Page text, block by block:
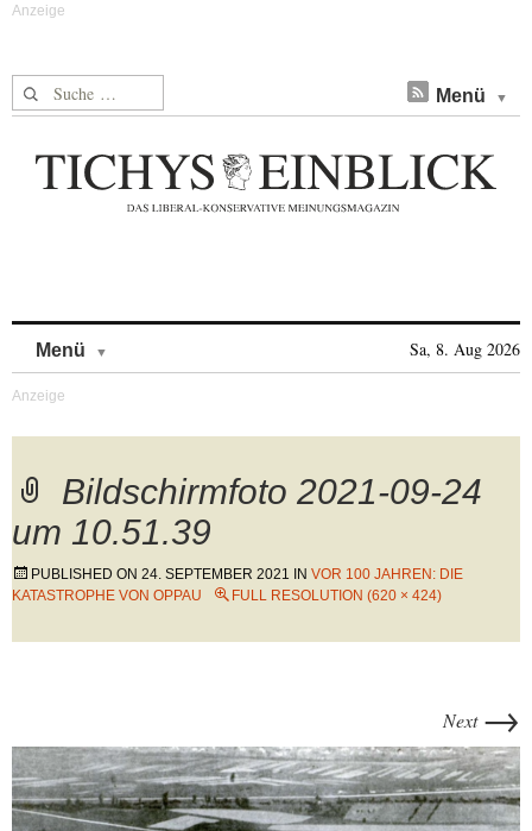
Suche nach: Menü
Menü Sa, 8. Aug 2026
Bildschirmfoto 2021-09-24
um 10.51.39
PUBLISHED ON 24. SEPTEMBER 2021 IN VOR 100 JAHREN: DIE
KATASTROPHE VON OPPAU
FULL RESOLUTION (620 × 424)
Next →